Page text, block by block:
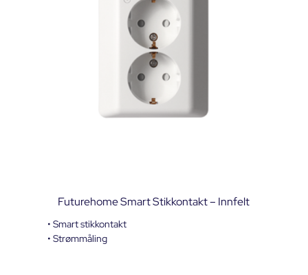
Futurehome Smart Stikkontakt – Innfelt
• Smart stikkontakt
• Strømmåling